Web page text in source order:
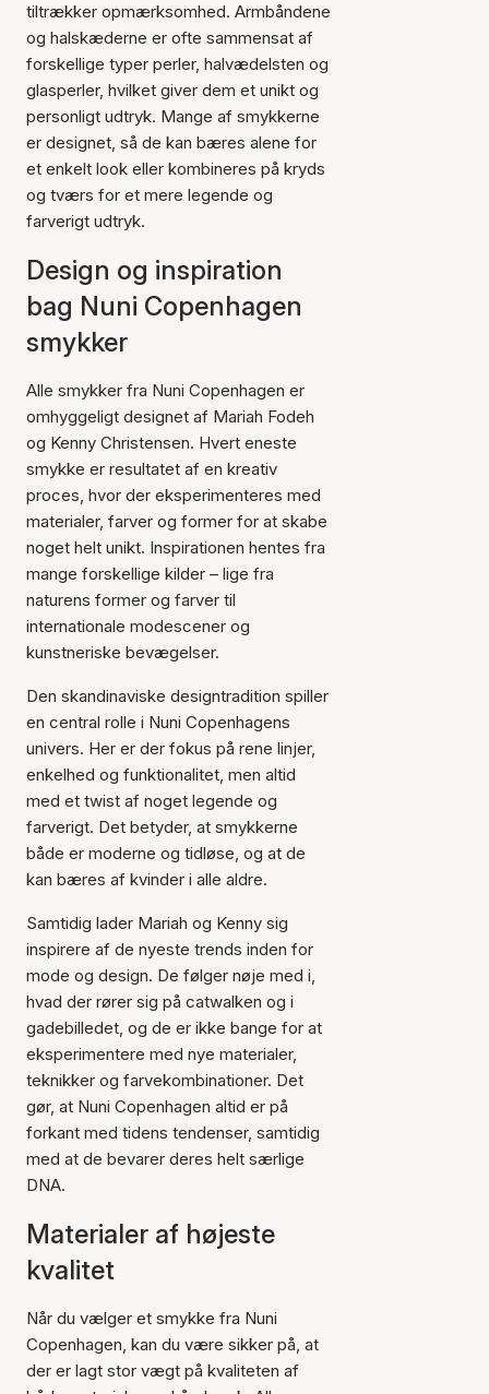
tiltrækker opmærksomhed. Armbåndene
og halskæderne er ofte sammensat af
forskellige typer perler, halvædelsten og
glasperler, hvilket giver dem et unikt og
personligt udtryk. Mange af smykkerne
er designet, så de kan bæres alene for
et enkelt look eller kombineres på kryds
og tværs for et mere legende og
farverigt udtryk.
Design og inspiration
bag Nuni Copenhagen
smykker
Alle smykker fra Nuni Copenhagen er
omhyggeligt designet af Mariah Fodeh
og Kenny Christensen. Hvert eneste
smykke er resultatet af en kreativ
proces, hvor der eksperimenteres med
materialer, farver og former for at skabe
noget helt unikt. Inspirationen hentes fra
mange forskellige kilder – lige fra
naturens former og farver til
internationale modescener og
kunstneriske bevægelser.
Den skandinaviske designtradition spiller
en central rolle i Nuni Copenhagens
univers. Her er der fokus på rene linjer,
enkelhed og funktionalitet, men altid
med et twist af noget legende og
farverigt. Det betyder, at smykkerne
både er moderne og tidløse, og at de
kan bæres af kvinder i alle aldre.
Samtidig lader Mariah og Kenny sig
inspirere af de nyeste trends inden for
mode og design. De følger nøje med i,
hvad der rører sig på catwalken og i
gadebilledet, og de er ikke bange for at
eksperimentere med nye materialer,
teknikker og farvekombinationer. Det
gør, at Nuni Copenhagen altid er på
forkant med tidens tendenser, samtidig
med at de bevarer deres helt særlige
DNA.
Materialer af højeste
kvalitet
Når du vælger et smykke fra Nuni
Copenhagen, kan du være sikker på, at
der er lagt stor vægt på kvaliteten af